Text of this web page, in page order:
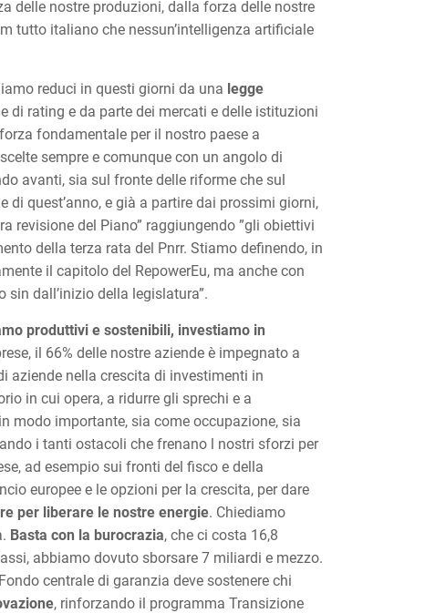
delle nostre produzioni, dalla forza delle nostre
tutto italiano che nessun’intelligenza artificiale
reduci in questi giorni da una legge
di rating e da parte dei mercati e delle istituzioni
fondamentale per il nostro paese a
sempre e comunque con un angolo di
avanti, sia sul fronte delle riforme che sul
quest’anno, e già a partire dai prossimi giorni,
revisione del Piano” raggiungendo ”gli obiettivi
della terza rata del Pnrr. Stiamo definendo, in
il capitolo del RepowerEu, ma anche con
dall’inizio della legislatura”.
produttivi e sostenibili, investiamo in
il 66% delle nostre aziende è impegnato a
aziende nella crescita di investimenti in
in cui opera, a ridurre gli sprechi e a
modo importante, sia come occupazione, sia
i tanti ostacoli che frenano l nostri sforzi per
ad esempio sui fronti del fisco e della
europee e le opzioni per la crescita, per dare
per liberare le nostre energie. Chiediamo
Basta con la burocrazia, che ci costa 16,8
abbiamo dovuto sborsare 7 miliardi e mezzo.
centrale di garanzia deve sostenere chi
, rinforzando il programma Transizione